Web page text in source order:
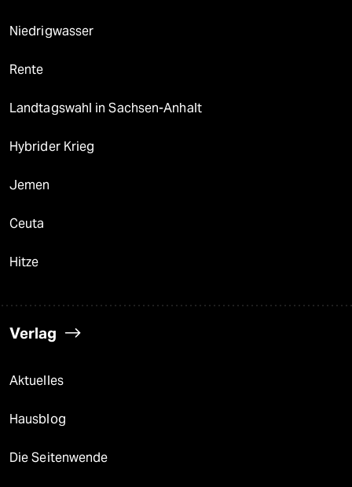
Niedrigwasser
Rente
Landtagswahl in Sachsen-Anhalt
Hybrider Krieg
Jemen
Ceuta
Hitze
Verlag
Aktuelles
Hausblog
Die Seitenwende